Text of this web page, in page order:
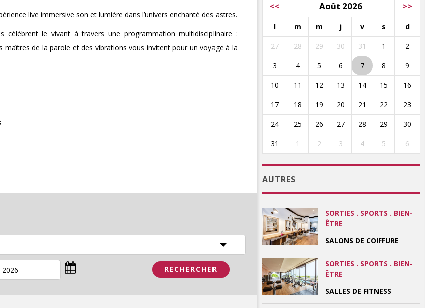
live immersive son et lumière dans l’univers enchanté des astres.
célèbrent le vivant à travers une programmation multidisciplinaire :
maîtres de la parole et des vibrations vous invitent pour un voyage à la
<< Août 2026 >>
l m m j v s d
27 28 29 30 31 1 2
3 4 5 6 7 8 9
10 11 12 13 14 15 16
17 18 19 20 21 22 23
24 25 26 27 28 29 30
31 1 2 3 4 5 6
AUTRES
SORTIES . SPORTS . BIEN-
ÊTRE
SALONS DE COIFFURE
SORTIES . SPORTS . BIEN-
ÊTRE
SALLES DE FITNESS